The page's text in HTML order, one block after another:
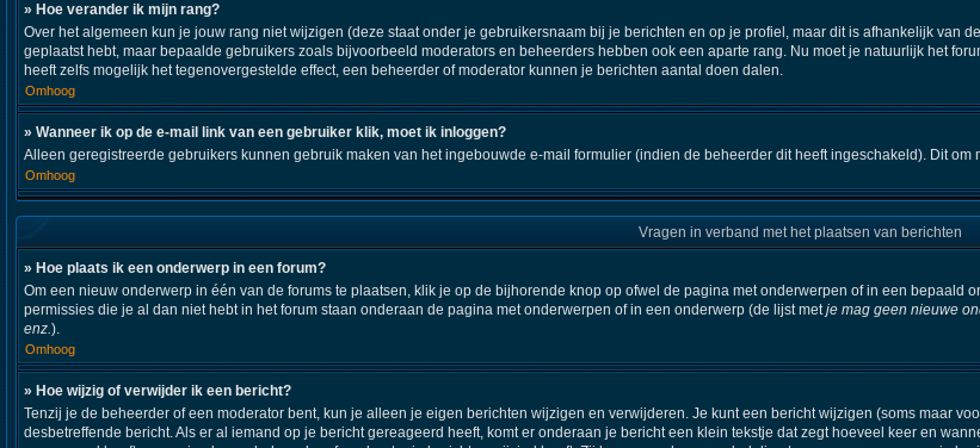
» Hoe verander ik mijn rang?
Over het algemeen kun je jouw rang niet wijzigen (deze staat onder je gebruikersnaam bij je berichten en op je profiel, maar dit is afhankelijk van
geplaatst hebt, maar bepaalde gebruikers zoals bijvoorbeeld moderators en beheerders hebben ook een aparte rang. Nu moet je natuurlijk het
heeft zelfs mogelijk het tegenovergestelde effect, een beheerder of moderator kunnen je berichten aantal doen dalen.
Omhoog
» Wanneer ik op de e-mail link van een gebruiker klik, moet ik inloggen?
Alleen geregistreerde gebruikers kunnen gebruik maken van het ingebouwde e-mail formulier (indien de beheerder dit heeft ingeschakeld). Dit
Omhoog
Vragen in verband met het plaatsen van berichten
» Hoe plaats ik een onderwerp in een forum?
Om een nieuw onderwerp in één van de forums te plaatsen, klik je op de bijhorende knop op ofwel de pagina met onderwerpen of in een
permissies die je al dan niet hebt in het forum staan onderaan de pagina met onderwerpen of in een onderwerp (de lijst metje mag geen nieuwe
enz.).
Omhoog
» Hoe wijzig of verwijder ik een bericht?
Tenzij je de beheerder of een moderator bent, kun je alleen je eigen berichten wijzigen en verwijderen. Je kunt een bericht wijzigen (soms maar
desbetreffende bericht. Als er al iemand op je bericht gereageerd heeft, komt er onderaan je bericht een klein tekstje dat zegt hoeveel keer en